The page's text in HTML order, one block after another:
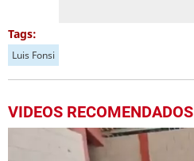
Tags:
Luis Fonsi
VIDEOS RECOMENDADOS